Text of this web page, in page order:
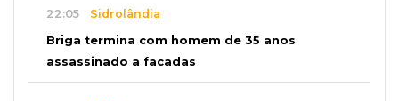
22:05 Sidrolândia
Briga termina com homem de 35 anos
assassinado a facadas